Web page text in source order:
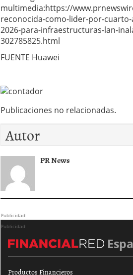
multimedia:https://
reconocida-como-lider-por-
2026-para-infraestructuras-lan-
302785825.html
FUENTE Huawei
Publicaciones no relacionadas.
Autor
PR News
Publicidad
Publicidad
Productos Financieros